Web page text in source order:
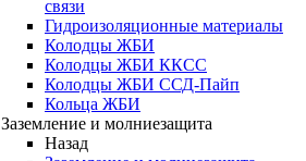
связи
Гидроизоляционные материалы
Колодцы ЖБИ
Колодцы ЖБИ ККСС
Колодцы ЖБИ ССД-Пайп
Кольца ЖБИ
Заземление и молниезащита
Назад